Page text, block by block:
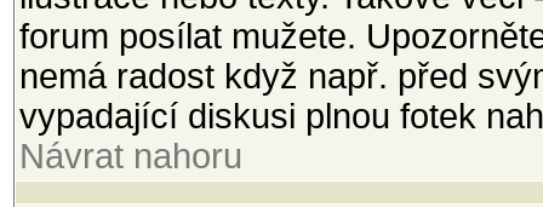
forum posílat mužete.
nemá radost když např. před
vypadající diskusi plnou fotek
Návrat nahoru